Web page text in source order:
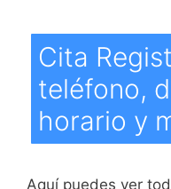
Cita
teléfono,
horario y
Aquí puedes ver